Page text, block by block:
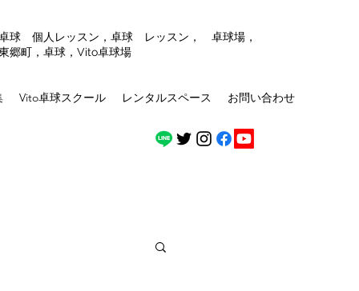
球 個人レッスン，卓球 レッスン， 卓球場，
郷町，卓球，Vito卓球場
Vito卓球スクール レンタルスペース お問い合わせ